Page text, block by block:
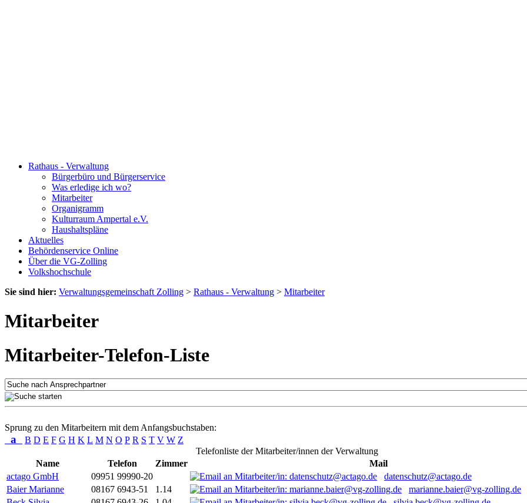
Rathaus - Verwaltung
Bürgerbüro und Bürgerservice
Was erledige ich wo?
Mitarbeiter
Organigramm
Kulturraum Ampertal e.V.
Haushaltspläne
Aktuelles
Behördenservice Online
Über die VG-Zolling
Volkshochschule
Sie sind hier: Verwaltungsgemeinschaft Zolling > Rathaus - Verwaltung > Mitarbeiter
Mitarbeiter
Mitarbeiter-Telefon-Liste
Sprung zu den Mitarbeitern mit dem Anfangsbuchstaben:
a B D E F G H K L M N O P R S T V W Z
Telefonliste der Mitarbeiter/innen der Verwaltung
Name
Telefon Zimmer
Mail
actago GmbH
09951 99990-20
datenschutz@actago.de
Baier Marianne
08167 6943-51 1.14
marianne.baier@vg-zolling.de